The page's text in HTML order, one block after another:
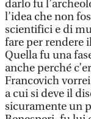
darlo fu
l’idea che non
scientifici e di
fare per rendere
Quella fu una
anche perché
Francovich
a cui si deve il
sicuramente un